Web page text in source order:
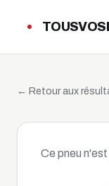
← Retour aux
Ce pneu